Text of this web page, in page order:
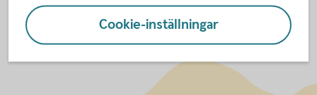
Cookie-inställningar